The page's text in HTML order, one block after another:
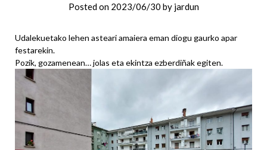
Posted on 2023/06/30 by jardun
Udalekuetako lehen asteari amaiera eman diogu gaurko apar
festarekin.
Pozik, gozamenean… jolas eta ekintza ezberdiñak egiten.